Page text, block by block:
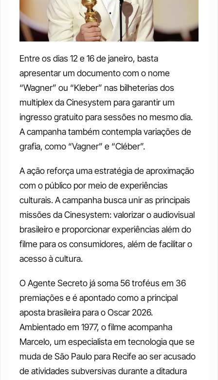
Entre os dias 12 e 16 de janeiro, basta
apresentar um documento com o nome
“Wagner” ou “Kleber” nas bilheterias dos
multiplex da Cinesystem para garantir um
ingresso gratuito para sessões no mesmo dia.
A campanha também contempla variações de
grafia, como “Vagner” e “Cléber”.
A ação reforça uma estratégia de aproximação
com o público por meio de experiências
culturais. A campanha busca unir as principais
missões da Cinesystem: valorizar o audiovisual
brasileiro e proporcionar experiências além do
filme para os consumidores, além de facilitar o
acesso à cultura.
O Agente Secreto já soma 56 troféus em 36
premiações e é apontado como a principal
aposta brasileira para o Oscar 2026.
Ambientado em 1977, o filme acompanha
Marcelo, um especialista em tecnologia que se
muda de São Paulo para Recife ao ser acusado
de atividades subversivas durante a ditadura